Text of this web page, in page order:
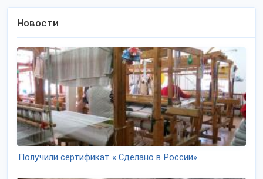
Новости
Получили сертификат « Сделано в России»